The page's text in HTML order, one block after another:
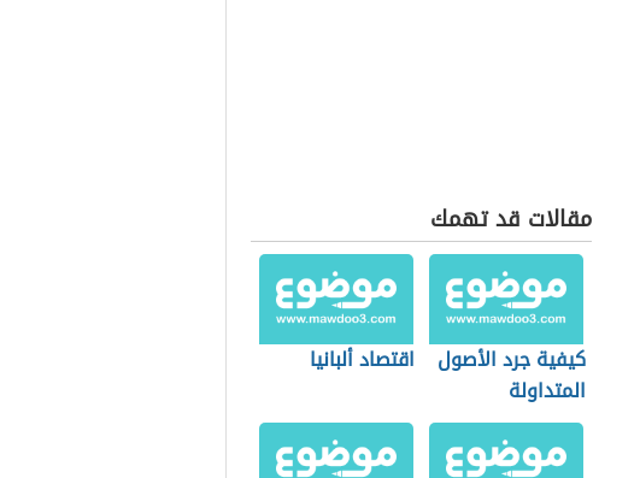
مقالات قد تهمك
كيفية جرد الأصول
المتداولة
اقتصاد ألبانيا